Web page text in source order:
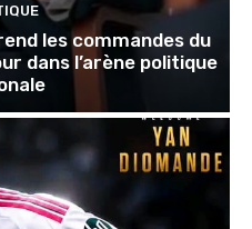
les commandes du
dans l’arène politique